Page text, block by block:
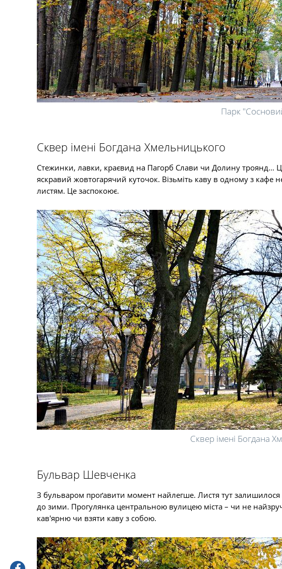
Парк
Сквер імені Богдана Хмельницького
Стежинки, лавки, краєвид на Пагорб Слави чи Долину троянд…
яскравий жовтогарячий куточок. Візьміть каву в одному з кафе
листям. Це заспокоює.
Сквер імені Богдана
Бульвар Шевченка
З бульваром проґавити момент найлегше. Листя тут
до зими. Прогулянка центральною вулицею міста – чи не
кав'ярню чи взяти каву з собою.